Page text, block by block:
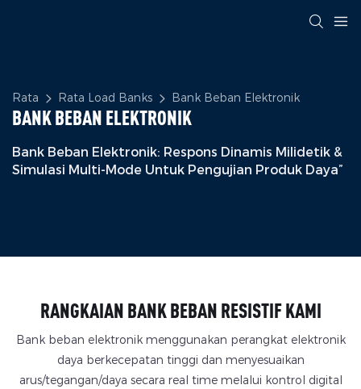
Rata Rata Load Banks Bank Beban Elektronik
BANK BEBAN ELEKTRONIK
Bank Beban Elektronik: Respons Dinamis Milidetik &
Simulasi Multi-Mode Untuk Pengujian Produk Daya”
RANGKAIAN BANK BEBAN RESISTIF KAMI
Bank beban elektronik menggunakan perangkat elektronik
daya berkecepatan tinggi dan menyesuaikan
arus/tegangan/daya secara real time melalui kontrol digital